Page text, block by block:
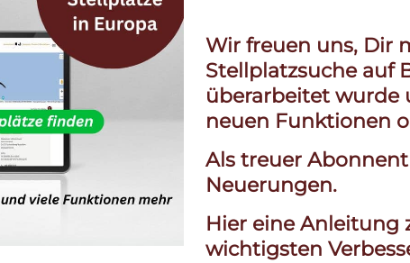
Wir freuen uns, Dir
Stellplatzsuche auf
überarbeitet wurde
neuen Funktionen
Als treuer
Neuerungen.
Hier eine Anleitung
wichtigsten